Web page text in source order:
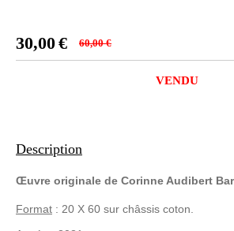
30,00€ 60,00€
VENDU
Description
Œuvre originale de Corinne Audibert
Format : 20 X 60 sur châssis coton.